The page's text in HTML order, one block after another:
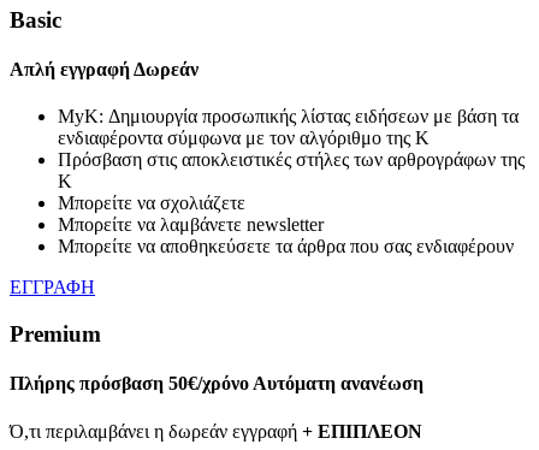
Basic
Απλή εγγραφήΔωρεάν
MyK: Δημιουργία προσωπικής λίστας ειδήσεων με βάση τα
ενδιαφέροντα σύμφωνα με τον αλγόριθμο της Κ
Πρόσβαση στις αποκλειστικές στήλες των αρθρογράφων της
Κ
Μπορείτε να σχολιάζετε
Μπορείτε να λαμβάνετε newsletter
Μπορείτε να αποθηκεύσετε τα άρθρα που σας ενδιαφέρουν
ΕΓΓΡΑΦΗ
Premium
Πλήρης πρόσβαση 50€/χρόνο Αυτόματη ανανέωση
Ό,τι περιλαμβάνει η δωρεάν εγγραφή + ΕΠΙΠΛΕΟΝ